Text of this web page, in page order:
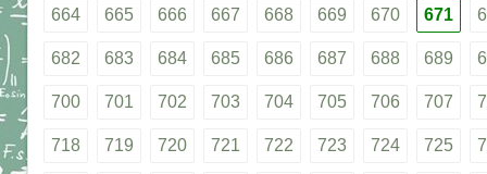
664 665 666 667 668 669 670 671
682 683 684 685 686 687 688 689
700 701 702 703 704 705 706 707
718 719 720 721 722 723 724 725